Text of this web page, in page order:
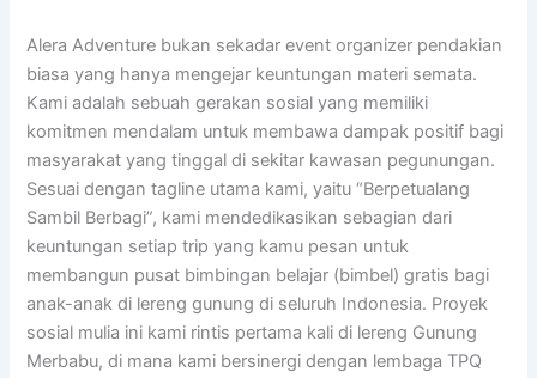
Alera Adventure bukan sekadar event organizer pendakian
biasa yang hanya mengejar keuntungan materi semata.
Kami adalah sebuah gerakan sosial yang memiliki
komitmen mendalam untuk membawa dampak positif bagi
masyarakat yang tinggal di sekitar kawasan pegunungan.
Sesuai dengan tagline utama kami, yaitu “Berpetualang
Sambil Berbagi”, kami mendedikasikan sebagian dari
keuntungan setiap trip yang kamu pesan untuk
membangun pusat bimbingan belajar (bimbel) gratis bagi
anak-anak di lereng gunung di seluruh Indonesia. Proyek
sosial mulia ini kami rintis pertama kali di lereng Gunung
Merbabu, di mana kami bersinergi dengan lembaga TPQ